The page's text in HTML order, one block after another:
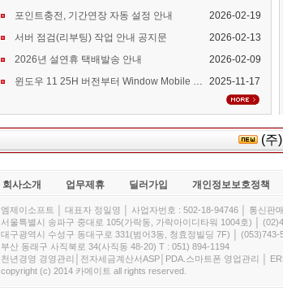
포인트충전, 기간연장 자동 설정 안내
2026-02-19
서버 점검(리부팅) 작업 안내 공지문
2026-02-13
2026년 설연휴 택배발송 안내
2026-02-09
윈도우 11 25H 버전부터 Window Mobile Device Center 지원 중단 안내
2025-11-17
(주)
회사소개 업무제휴 딜러가입 개인정보보호정책
엠제이소프트 │ 대표자 정일영 │ 사업자번호 : 502-18-94746 │ 통신판
서울특별시 송파구 중대로 105(가락동, 가락아이디타워 1004호) │
대구광역시 수성구 동대구로 331(범어3동, 청효정빌딩 7F) │
부산 동래구 사직북로 34(사직동 48-20) T : 051) 894-1194
천년경영 경영관리│전자세금계산서ASP│PDA.스마트폰 영업관리 │
copyright (c) 2014 카메이트 all rights reserved.